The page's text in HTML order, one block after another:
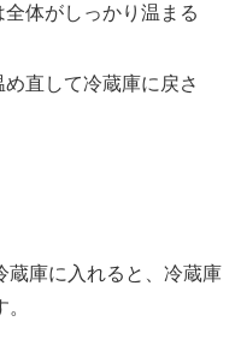
全体がしっかり温まる
め直して冷蔵庫に戻さ
蔵庫に入れると、冷蔵庫